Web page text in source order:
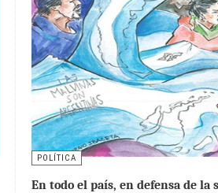
POLÍTICA
En todo el país, en defensa de